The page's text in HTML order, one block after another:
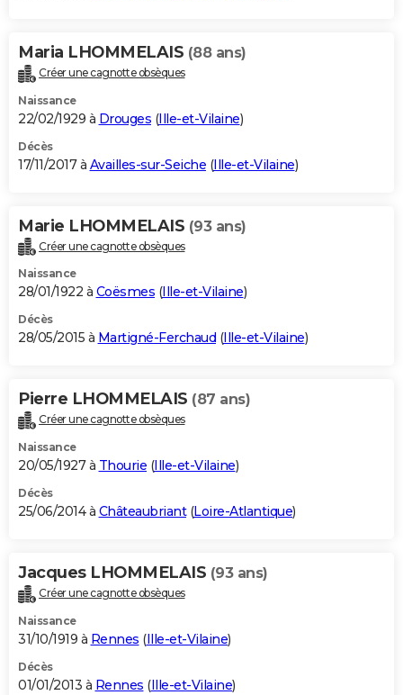
Maria LHOMMELAIS (88 ans)
Créer une cagnotte obsèques
Naissance
22/02/1929 à Drouges (Ille-et-Vilaine)
Décès
17/11/2017 à Availles-sur-Seiche (Ille-et-Vilaine)
Marie LHOMMELAIS (93 ans)
Créer une cagnotte obsèques
Naissance
28/01/1922 à Coësmes (Ille-et-Vilaine)
Décès
28/05/2015 à Martigné-Ferchaud (Ille-et-Vilaine)
Pierre LHOMMELAIS (87 ans)
Créer une cagnotte obsèques
Naissance
20/05/1927 à Thourie (Ille-et-Vilaine)
Décès
25/06/2014 à Châteaubriant(Loire-Atlantique)
Jacques LHOMMELAIS (93 ans)
Créer une cagnotte obsèques
Naissance
31/10/1919 à Rennes (Ille-et-Vilaine)
Décès
01/01/2013 à Rennes (Ille-et-Vilaine)